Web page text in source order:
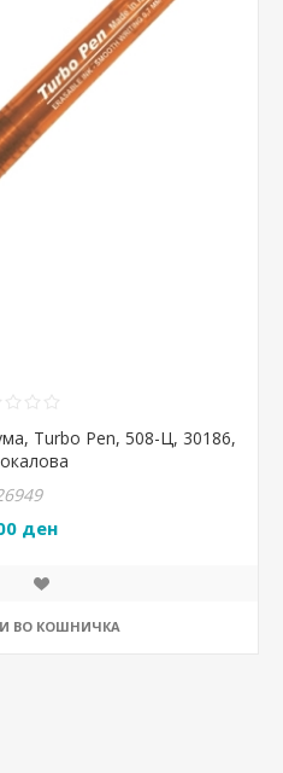
Turbo Pen, 508-Ц, 30186,
ден
ВО КОШНИЧКА